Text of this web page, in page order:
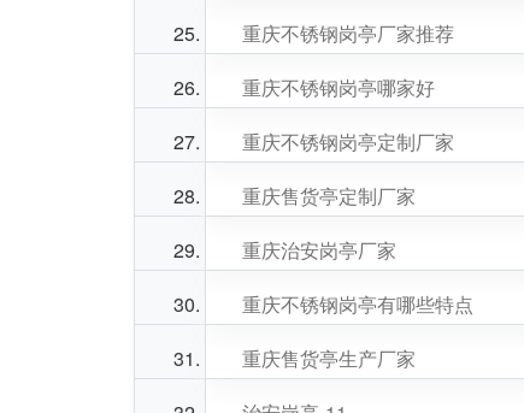
重庆不锈钢岗亭厂家推荐
重庆不锈钢岗亭哪家好
重庆不锈钢岗亭定制厂家
重庆售货亭定制厂家
重庆治安岗亭厂家
重庆不锈钢岗亭有哪些特点
重庆售货亭生产厂家